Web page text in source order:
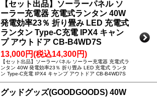
【セット出品】ソーラーパネル ソ
ーラー充電器 充電式ランタン 40W
発電効率23％ 折り畳み LED 充電式
ランタン Type-C充電 IPX4 キャン
プ アウトドア CB-B4WD7S
13,000円(税込14,300円)
【セット出品】ソーラーパネル ソーラー充電器 充電式ラ
ンタン 40W 発電効率23％ 折り畳み LED 充電式 ランタ
ン Type-C充電 IPX4 キャンプ アウトドア CB-B4WD7S
グッドグッズ(GOODGOODS) 40W